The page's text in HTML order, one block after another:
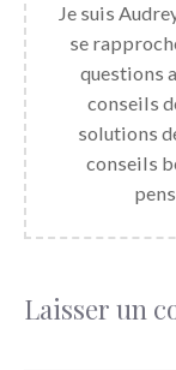
Je suis
se
questions
conseils
solutions
conseils
Laisser un